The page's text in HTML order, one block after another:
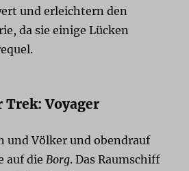
und erleichtern den
da sie einige Lücken
Trek: Voyager
und Völker und obendrauf
auf dieBorg. Das Raumschiff